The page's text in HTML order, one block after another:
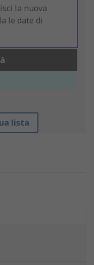
la nuova
le date di
lista